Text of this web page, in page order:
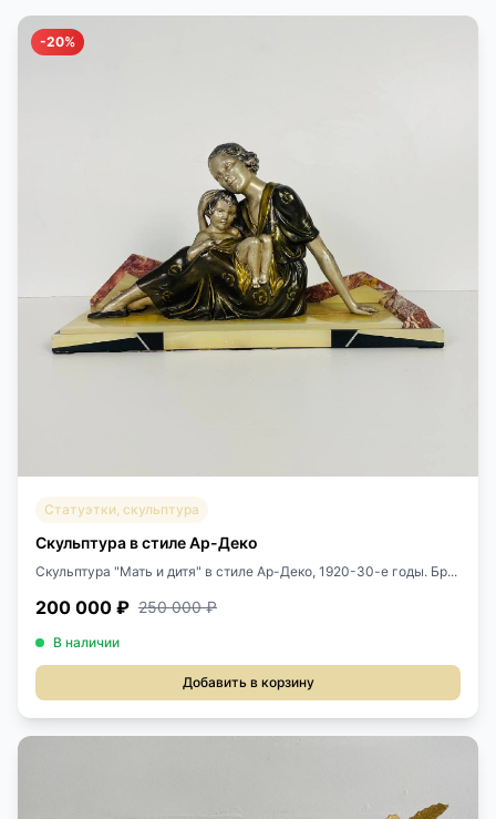
-20%
Статуэтки, скульптура
Скульптура в стиле Ар-Деко
Скульптура "Мать и дитя" в стиле Ар-Деко, 1920-30-е годы. Бр...
200 000 ₽ 250 000 ₽
В наличии
Добавить в корзину